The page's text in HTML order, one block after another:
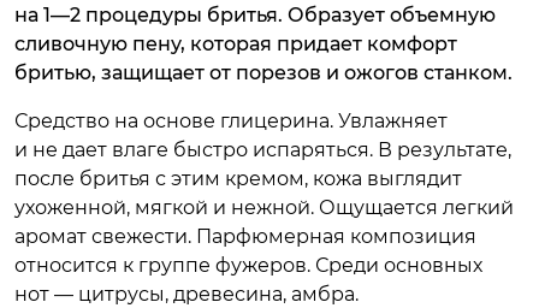
на 1—2 процедуры бритья. Образует объемную
сливочную пену, которая придает комфорт
бритью, защищает от порезов и ожогов станком.
Средство на основе глицерина. Увлажняет
и не дает влаге быстро испаряться. В результате,
после бритья с этим кремом, кожа выглядит
ухоженной, мягкой и нежной. Ощущается легкий
аромат свежести. Парфюмерная композиция
относится к группе фужеров. Среди основных
нот — цитрусы, древесина, амбра.